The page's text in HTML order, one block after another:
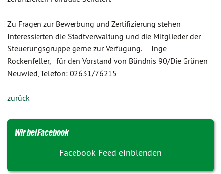
Zu Fragen zur Bewerbung und Zertifizierung stehen
Interessierten die Stadtverwaltung und die Mitglieder der
Steuerungsgruppe gerne zur Verfügung. Inge
Rockenfeller, für den Vorstand von Bündnis 90/Die Grünen
Neuwied, Telefon: 02631/76215
zurück
Wir bei Facebook
Facebook Feed einblenden